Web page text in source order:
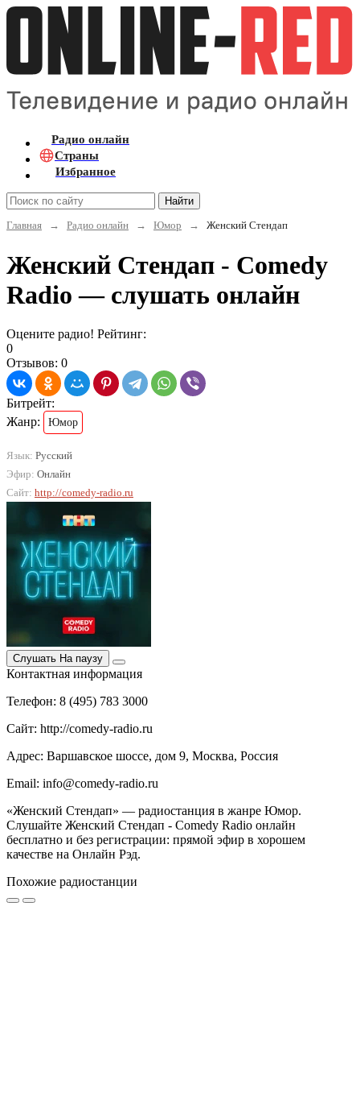
Радио онлайн
Страны
Избранное
Найти
Главная
→ Радио онлайн → Юмор → Женский Стендап
Женский Стендап - Comedy
Radio — слушать онлайн
Оцените радио! Рейтинг:
0
Отзывов: 0
Битрейт:
Жанр:
Юмор
Язык: Русский
Эфир: Онлайн
Сайт: http://comedy-radio.ru
Слушать На паузу
Контактная информация
Телефон: 8 (495) 783 3000
Сайт: http://comedy-radio.ru
Адрес: Варшавское шоссе, дом 9, Москва, Россия
Email: info@comedy-radio.ru
«Женский Стендап» — радиостанция в жанре Юмор.
Слушайте Женский Стендап - Comedy Radio онлайн
бесплатно и без регистрации: прямой эфир в хорошем
качестве на Онлайн Рэд.
Похожие радиостанции